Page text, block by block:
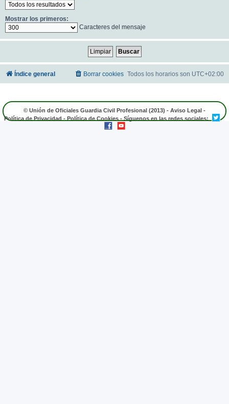
Mostrar los primeros:
Caracteres del mensaje
Índice general Todos los horarios son UTC+02:00
Borrar cookies
© Unión de Oficiales Guardia Civil Profesional (2013) - Aviso Legal -
Política de Privacidad - Política de Cookies - Síguenos en las redes sociales: